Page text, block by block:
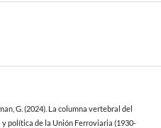
G. (2024). La columna vertebral del
política de la Unión Ferroviaria (1930-